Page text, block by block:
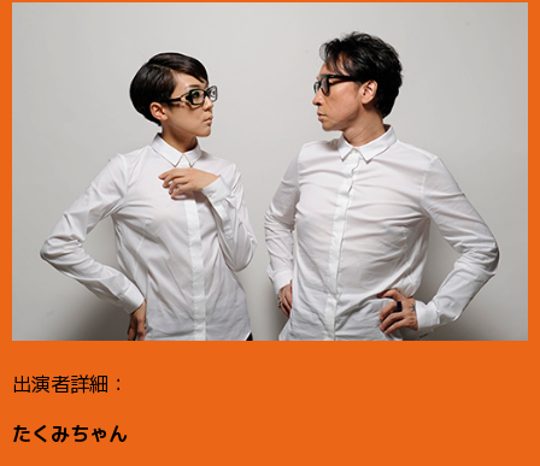
出演者詳細：
たくみちゃん